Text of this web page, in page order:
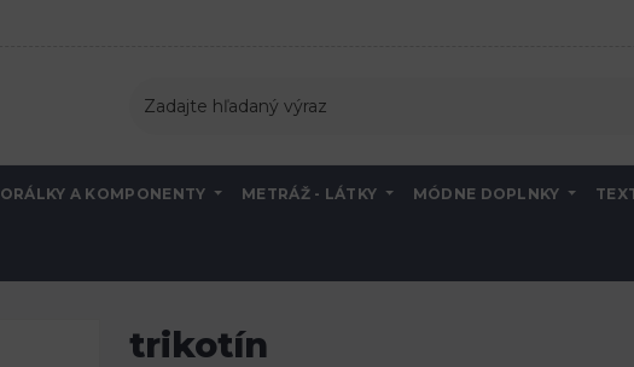
A KOMPONENTY METRÁŽ - LÁTKY MÓDNE DOPLNKY
trikotín